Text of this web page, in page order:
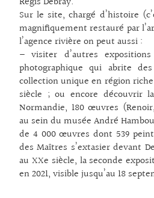
Sur le site, chargé d’histoire
magnifiquement restauré par
l’agence rivière on peut aussi :
– visiter d’autres
photographique qui abrite
collection unique en région
siècle ; ou encore découvrir
Normandie, 180 œuvres
au sein du musée André
de 4 000 œuvres dont 539
des Maîtres s’extasier devant
au XXe siècle, la seconde
en 2021, visible jusqu’au 18